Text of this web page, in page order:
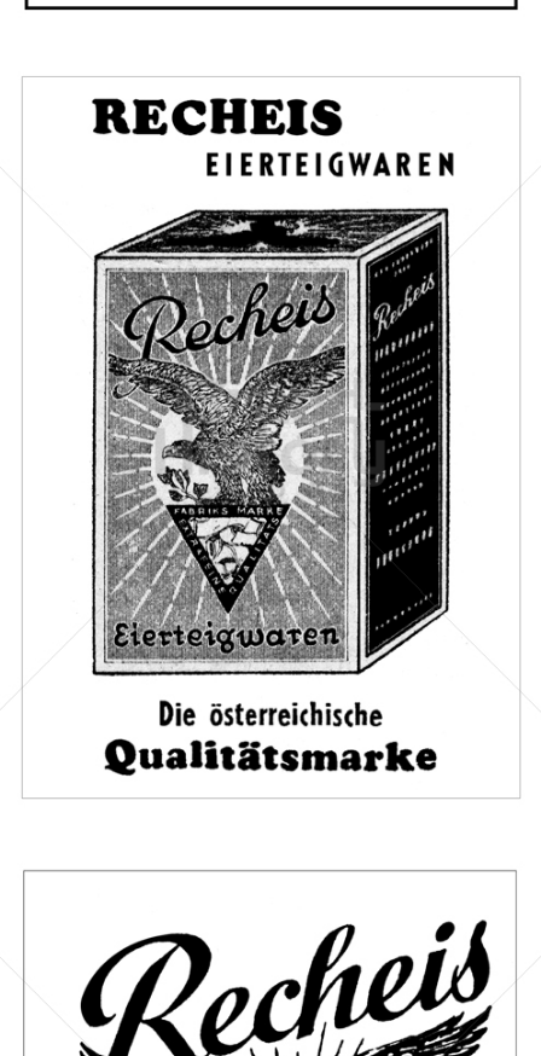
Bild-ID: 67542
Recheis Recheis Teigwaren GmbH 1953
Bild-ID: 67130